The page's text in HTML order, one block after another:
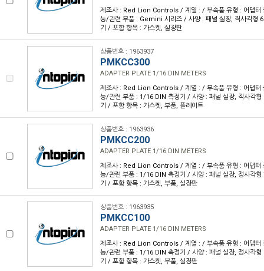
제조사 : Red Lion Controls / 계열 : / 부속품 유형 : 어댑터
능/관련 부품 : Gemini 시리즈 / 사양 : 패널 실장, 직사각형
기 / 포함 항목 : 가스켓, 실장판
상품번호 : 1963937
PMKCC300
ADAPTER PLATE 1/16 DIN METERS
제조사 : Red Lion Controls / 계열 : / 부속품 유형 : 어댑터
능/관련 부품 : 1/16 DIN 측정기 / 사양 : 패널 실장, 직사각
기 / 포함 항목 : 가스켓, 부품, 플레이트
상품번호 : 1963936
PMKCC200
ADAPTER PLATE 1/16 DIN METERS
제조사 : Red Lion Controls / 계열 : / 부속품 유형 : 어댑터
능/관련 부품 : 1/16 DIN 측정기 / 사양 : 패널 실장, 정사각
기 / 포함 항목 : 가스켓, 부품, 실장판
상품번호 : 1963935
PMKCC100
ADAPTER PLATE 1/16 DIN METERS
제조사 : Red Lion Controls / 계열 : / 부속품 유형 : 어댑터
능/관련 부품 : 1/16 DIN 측정기 / 사양 : 패널 실장, 정사각
기 / 포함 항목 : 가스켓, 부품, 실장판